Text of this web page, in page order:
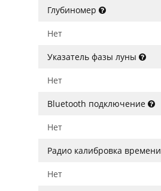
Глубиномер
Нет
Указатель фазы луны
Нет
Bluetooth подключение
Нет
Радио калибровка времени
Нет